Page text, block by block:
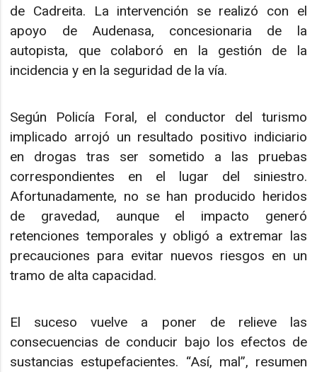
de Cadreita. La intervención se realizó con el
apoyo de Audenasa, concesionaria de la
autopista, que colaboró en la gestión de la
incidencia y en la seguridad de la vía.
Según Policía Foral, el conductor del turismo
implicado arrojó un resultado positivo indiciario
en drogas tras ser sometido a las pruebas
correspondientes en el lugar del siniestro.
Afortunadamente, no se han producido heridos
de gravedad, aunque el impacto generó
retenciones temporales y obligó a extremar las
precauciones para evitar nuevos riesgos en un
tramo de alta capacidad.
El suceso vuelve a poner de relieve las
consecuencias de conducir bajo los efectos de
sustancias estupefacientes. “Así, mal”, resumen